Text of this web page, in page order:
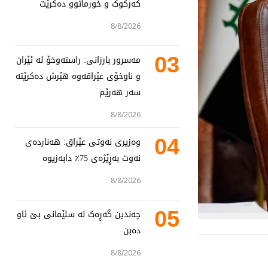
کەرکوک و خورماتوو دەکرێت
8/8/2026
03
مەسرور بارزانی: راستەوخۆ لە ئێران
و ناوخۆی عێراقەوە هێرش دەکرێتە
سەر هەرێم
8/8/2026
04
وەزیری نەوتی عێراق: هەناردەی
نەوت بەڕێژەی 75٪ دابەزیوە
8/8/2026
05
چەندین گەڕەک لە سلێمانی بێ ئاو
دەبن
8/8/2026